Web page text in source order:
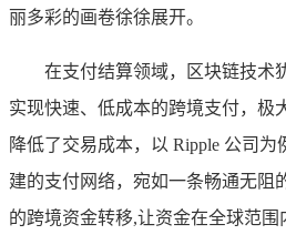
丽多彩的画卷徐徐展开。
在支付结算领域，区块链技术
实现快速、低成本的跨境支付，极
降低了交易成本，以 Ripple 公司
建的支付网络，宛如一条畅通无阻
的跨境资金转移,让资金在全球范围